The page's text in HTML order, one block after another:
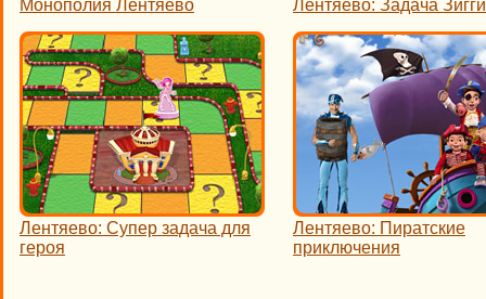
Монополия Лентяево Лентяево: Задача Зигги
Лентяево: Супер задача для
героя
Лентяево: Пиратские
приключения